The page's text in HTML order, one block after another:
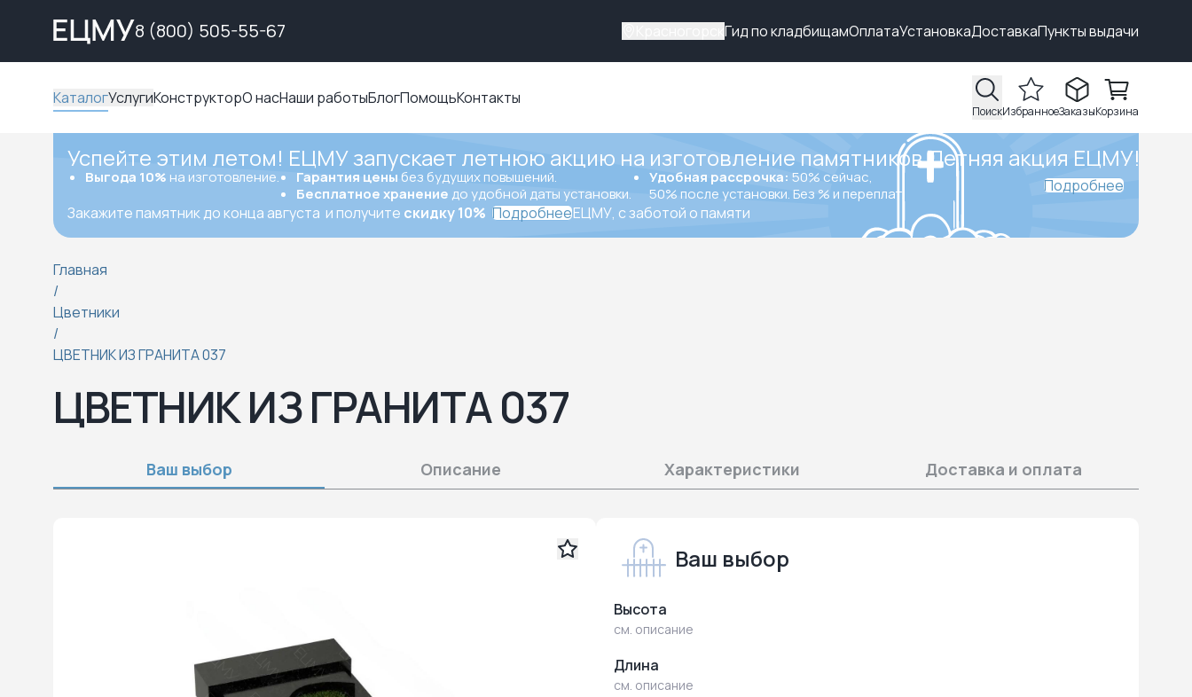
8 (800) 505-55-67 Гид по кладбищамОплатаУстановкаДоставкаПункты выдачи
КаталогУслугиКонструкторО насНаши работыБлогПомощьКонтакты
ПоискИзбранноеЗаказыКорзина
Успейте этим летом! ЕЦМУ запускает летнюю акцию на изготовление памятников.Летняя акция ЕЦМУ!
Выгода 10% на изготовление. Гарантия цены без будущих повышений.
Бесплатное хранение до удобной даты установки.
Удобная рассрочка: 50% сейчас,
50% после установки. Без % и переплат.
Закажите памятник до конца августа и получите скидку 10% ПодробнееЕЦМУ, с заботой о памяти
Подробнее
Главная
/
Цветники
/
ЦВЕТНИК ИЗ ГРАНИТА 037
ЦВЕТНИК ИЗ ГРАНИТА 037
Ваш выбор Описание Характеристики Доставка и оплата
Ваш выбор
Высота
см. описание
Длина
см. описание